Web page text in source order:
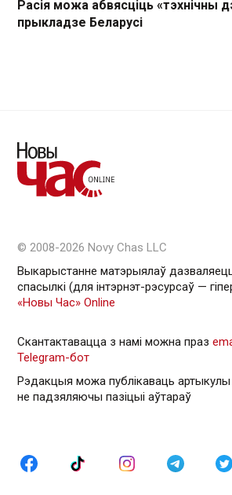
Расія можа абвясціць «тэхнічны
прыкладзе Беларусі
© 2008-2026 Novy Chas LLC
Выкарыстанне матэрыялаў
спасылкі (для інтэрнэт-рэсурсаў —
«Новы Час» Online
Скантактавацца з намі можна праз
Telegram-бот
Рэдакцыя можа публікаваць артыкулы
не падзяляючы пазіцыі аўтараў